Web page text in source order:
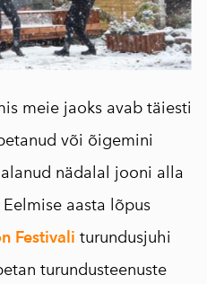
meie jaoks avab täiesti
või õigemini
nädalal jooni alla
aasta lõpus
Festivali turundusjuhi
turundusteenuste